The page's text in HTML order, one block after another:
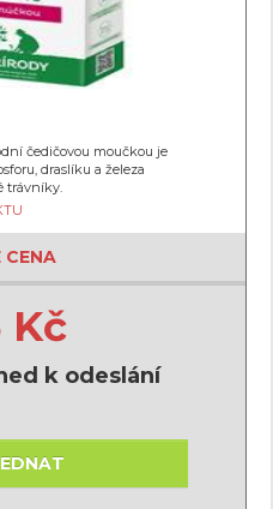
čedičovou moučkou je
draslíku a železa
trávníky.
CENA
Kč
k odeslání